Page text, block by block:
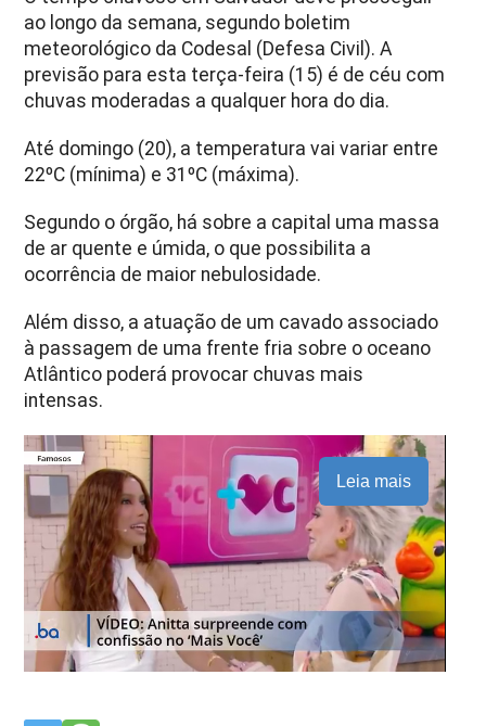
ao longo da semana, segundo boletim
meteorológico da Codesal (Defesa Civil). A
previsão para esta terça-feira (15) é de céu com
chuvas moderadas a qualquer hora do dia.
Até domingo (20), a temperatura vai variar entre
22ºC (mínima) e 31ºC (máxima).
Segundo o órgão, há sobre a capital uma massa
de ar quente e úmida, o que possibilita a
ocorrência de maior nebulosidade.
Além disso, a atuação de um cavado associado
à passagem de uma frente fria sobre o oceano
Atlântico poderá provocar chuvas mais
intensas.
Leia mais